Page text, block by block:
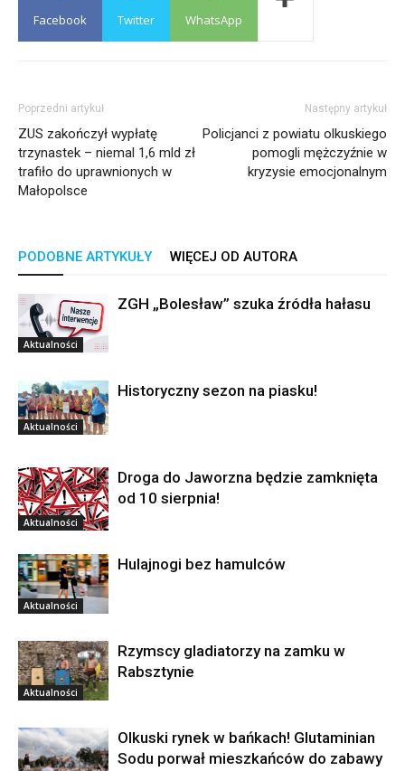
Facebook Twitter WhatsApp
Poprzedni artykuł
ZUS zakończył wypłatę
trzynastek – niemal 1,6 mld zł
trafiło do uprawnionych w
Małopolsce
Następny artykuł
Policjanci z powiatu olkuskiego
pomogli mężczyźnie w
kryzysie emocjonalnym
PODOBNE ARTYKUŁY WIĘCEJ OD AUTORA
Aktualności
ZGH „Bolesław” szuka źródła hałasu
Aktualności
Historyczny sezon na piasku!
Aktualności
Droga do Jaworzna będzie zamknięta
od 10 sierpnia!
Aktualności
Hulajnogi bez hamulców
Aktualności
Rzymscy gladiatorzy na zamku w
Rabsztynie
Olkuski rynek w bańkach! Glutaminian
Sodu porwał mieszkańców do zabawy